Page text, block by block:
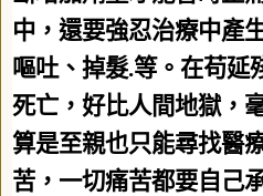
中，還要強忍治療中產
嘔吐、掉髮.等。在苟延
死亡，好比人間地獄，
算是至親也只能尋找醫
苦，一切痛苦都要自己